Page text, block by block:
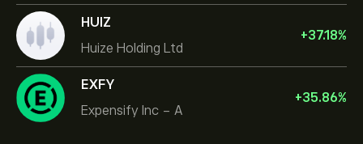
HUIZ
Huize Holding Ltd
+37.18%
EXFY
Expensify Inc - A
+35.86%